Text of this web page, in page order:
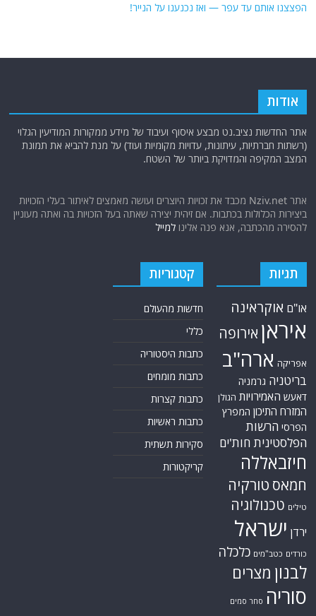
הפצצנו אותם עד עפר — ואז נכנענו על הנייר!
אודות
אתר החדשות נציב.נט מבצע איסוף ועיבוד של מידע ממקורות המודיעין הגלוי
(רשתות חברתיות, עיתונות, עדויות מקומיות ועוד) על מנת להביא את תמונת
המצב המקיפה והמדויקת ביותר של השטח.
אתר Nziv.net מכבד את זכויות היוצרים ועושה מאמצים לאיתור בעלי הזכויות
ביצירות הכלולות בכתבות. אם זיהית יצירה שאתה בעל הזכויות בה ואתה מעוניין
להסירה מהכתבה, אנא פנה אלינולמייל
תגיות
או"ם אוקראינה
איראן אירופה
אפריקה ארה"ב
בריטניה גרמניה
דאעש האמירויות הגולן
המזרח התיכון המפרץ
הפרסי הרשות
הפלסטינית חות'ים
חיזבאללה
חמאס טורקיה
טילים טכנולוגיה
ירדן ישראל
כורדים כטב"מים כלכלה
לבנון מצרים
סוריה סחר סמים
קטגוריות
חדשות מהעולם
כללי
כתבות היסטוריה
כתבות מומחים
כתבות קצרות
כתבות ראשיות
סקירות תשתית
קריקטורות